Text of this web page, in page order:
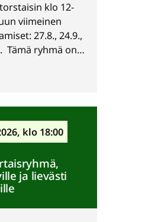
klo 12-
viimeinen
27.8., 24.9.,
Tämä ryhmä on
CFS (krooninen
-
aikuisille.
jo pidempään
Emme kysy
olla
toimintaan. Voit
sinulle
ja lievästi
klo 18:00